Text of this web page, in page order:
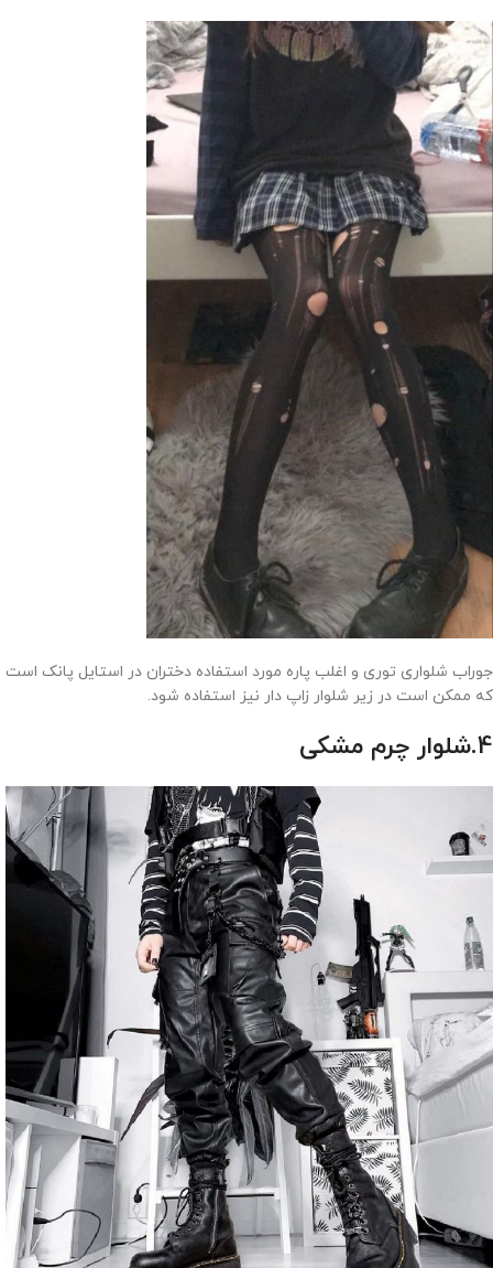
جوراب شلواری توری و اغلب پاره مورد استفاده دختران در استایل پانک است
که ممکن است در زیر شلوار زاپ دار نیز استفاده شود.
4.شلوار چرم مشکی